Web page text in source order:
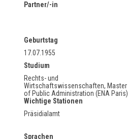
Partner/-in
Geburtstag
17.07.1955
Studium
Rechts- und
Wirtschaftswissenschaften, Master
of Public Administration (ENA Paris)
Wichtige Stationen
Präsidialamt
Sprachen